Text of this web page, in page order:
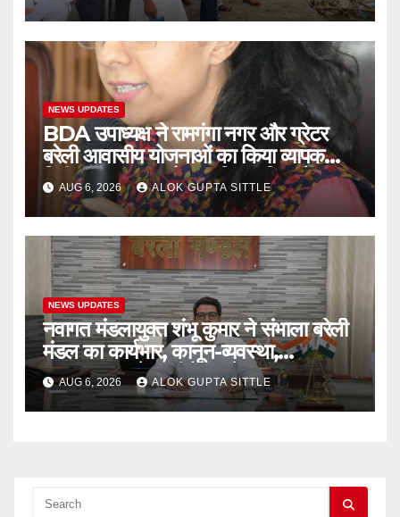
NEWS UPDATES
BDA उपाध्यक्ष ने रामगंगा नगर और ग्रेटर
बरेली आवासीय योजनाओं का किया व्यापक
निरीक्षण, गुणवत्ता और नागरिक सुविधाओं पर
दिए सख्त निर्देश..
AUG 6, 2026 ALOK GUPTA SITTLE
NEWS UPDATES
नवागत मंडलायुक्त शंभू कुमार ने संभाला बरेली
मंडल का कार्यभार, कानून-व्यवस्था,
भ्रष्टाचारपर रहेगा जीरो टॉलरेंस..
AUG 6, 2026 ALOK GUPTA SITTLE